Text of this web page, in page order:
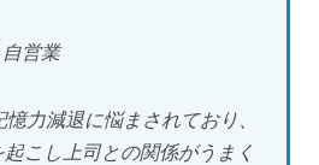
自営業
力減退に悩まされており、
こし上司との関係がうまく